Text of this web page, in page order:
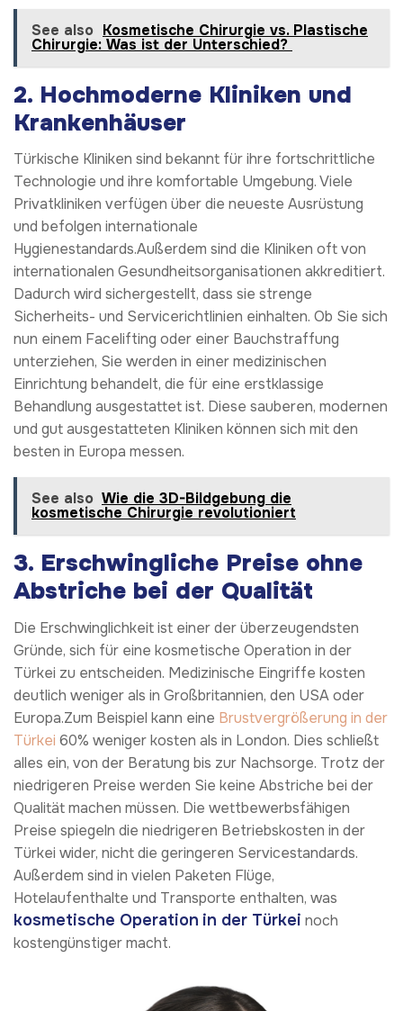
See also Kosmetische Chirurgie vs. Plastische
Chirurgie: Was ist der Unterschied?
2. Hochmoderne Kliniken und
Krankenhäuser
Türkische Kliniken sind bekannt für ihre fortschrittliche
Technologie und ihre komfortable Umgebung. Viele
Privatkliniken verfügen über die neueste Ausrüstung
und befolgen internationale
Hygienestandards.Außerdem sind die Kliniken oft von
internationalen Gesundheitsorganisationen akkreditiert.
Dadurch wird sichergestellt, dass sie strenge
Sicherheits- und Servicerichtlinien einhalten. Ob Sie sich
nun einem Facelifting oder einer Bauchstraffung
unterziehen, Sie werden in einer medizinischen
Einrichtung behandelt, die für eine erstklassige
Behandlung ausgestattet ist. Diese sauberen, modernen
und gut ausgestatteten Kliniken können sich mit den
besten in Europa messen.
See also Wie die 3D-Bildgebung die
kosmetische Chirurgie revolutioniert
3. Erschwingliche Preise ohne
Abstriche bei der Qualität
Die Erschwinglichkeit ist einer der überzeugendsten
Gründe, sich für eine kosmetische Operation in der
Türkei zu entscheiden. Medizinische Eingriffe kosten
deutlich weniger als in Großbritannien, den USA oder
Europa.Zum Beispiel kann eine Brustvergrößerung in der
Türkei 60% weniger kosten als in London. Dies schließt
alles ein, von der Beratung bis zur Nachsorge. Trotz der
niedrigeren Preise werden Sie keine Abstriche bei der
Qualität machen müssen. Die wettbewerbsfähigen
Preise spiegeln die niedrigeren Betriebskosten in der
Türkei wider, nicht die geringeren Servicestandards.
Außerdem sind in vielen Paketen Flüge,
Hotelaufenthalte und Transporte enthalten, was
kosmetische Operation in der Türkei noch
kostengünstiger macht.